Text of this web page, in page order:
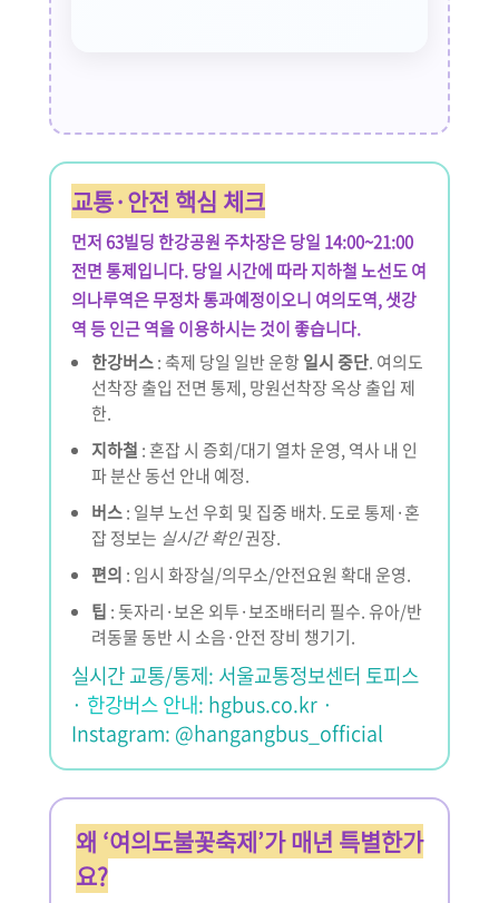
교통·안전 핵심 체크
먼저 63빌딩 한강공원 주차장은 당일 14:00~21:00
전면 통제입니다. 당일 시간에 따라 지하철 노선도 여
의나루역은 무정차 통과예정이오니 여의도역, 샛강
역 등 인근 역을 이용하시는 것이 좋습니다.
한강버스: 축제 당일 일반 운항 일시 중단. 여의도
선착장 출입 전면 통제, 망원선착장 옥상 출입 제
한.
지하철 : 혼잡 시 증회/대기 열차 운영, 역사 내 인
파 분산 동선 안내 예정.
버스: 일부 노선 우회 및 집중 배차. 도로 통제·혼
잡 정보는 실시간 확인권장.
편의 : 임시 화장실/의무소/안전요원 확대 운영.
팁 : 돗자리·보온 외투·보조배터리 필수. 유아/반
려동물 동반 시 소음·안전 장비 챙기기.
실시간 교통/통제: 서울교통정보센터 토피스
· 한강버스 안내: hgbus.co.kr ·
Instagram: @hangangbus_official
왜 ‘여의도불꽃축제’가 매년 특별한가
요?